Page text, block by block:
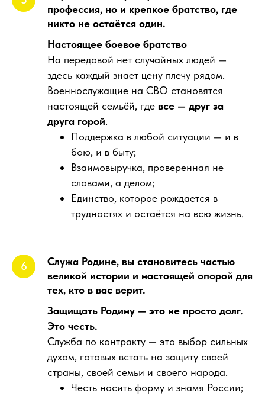
профессия, но и крепкое братство, где
никто не остаётся один.
Настоящее боевое братство
На передовой нет случайных людей —
здесь каждый знает цену плечу рядом.
Военнослужащие на СВО становятся
настоящей семьёй, где все — друг за
друга горой.
Поддержка в любой ситуации — и в
бою, и в быту;
Взаимовыручка, проверенная не
словами, а делом;
Единство, которое рождается в
трудностях и остаётся на всю жизнь.
Служа Родине, вы становитесь частью
великой истории и настоящей опорой для
тех, кто в вас верит.
Защищать Родину — это не просто долг.
Это честь.
Служба по контракту — это выбор сильных
духом, готовых встать на защиту своей
страны, своей семьи и своего народа.
Честь носить форму и знамя России;